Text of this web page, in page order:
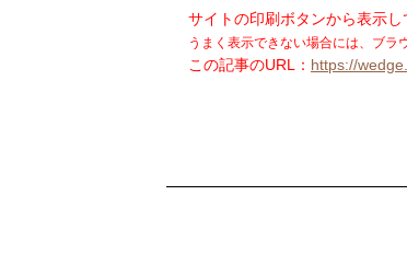
サイトの印刷ボタンから表示し
うまく表示できない場合には、ブラ
この記事のURL： https://